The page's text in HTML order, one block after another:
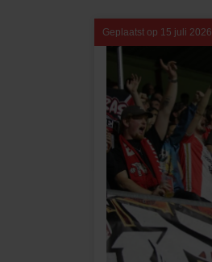
Geplaatst op 15 juli 2026